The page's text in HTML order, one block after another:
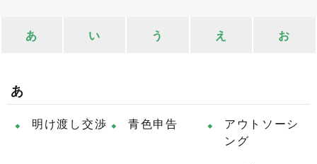
あ い う え お
あ
明け渡し交渉 青色申告
アウトソーシ
ング